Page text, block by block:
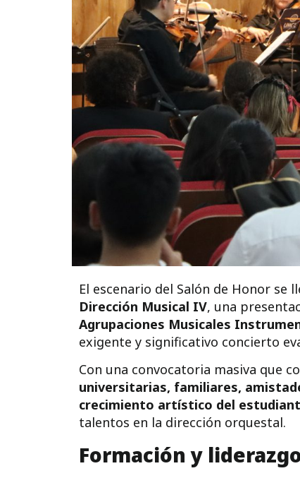
El escenario del Salón de Honor
Dirección Musical IV, una
Agrupaciones Musicales
exigente y significativo concierto
Con una convocatoria masiva que
universitarias, familiares,
crecimiento artístico del
talentos en la dirección orquestal.
Formación y